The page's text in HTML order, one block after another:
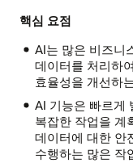
핵심 요점
AI는 많은 비즈니
데이터를 처리하
효율성을 개선하
AI 기능은 빠르게
복잡한 작업을 계
데이터에 대한 안
수행하는 많은 작